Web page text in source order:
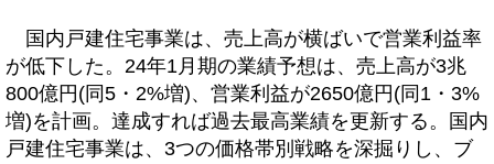
国内戸建住宅事業は、売上高が横ばいで営業利益率
が低下した。24年1月期の業績予想は、売上高が3兆
800億円(同5・2%増)、営業利益が2650億円(同1・3%
増)を計画。達成すれば過去最高業績を更新する。国内
戸建住宅事業は、3つの価格帯別戦略を深掘りし、ブ